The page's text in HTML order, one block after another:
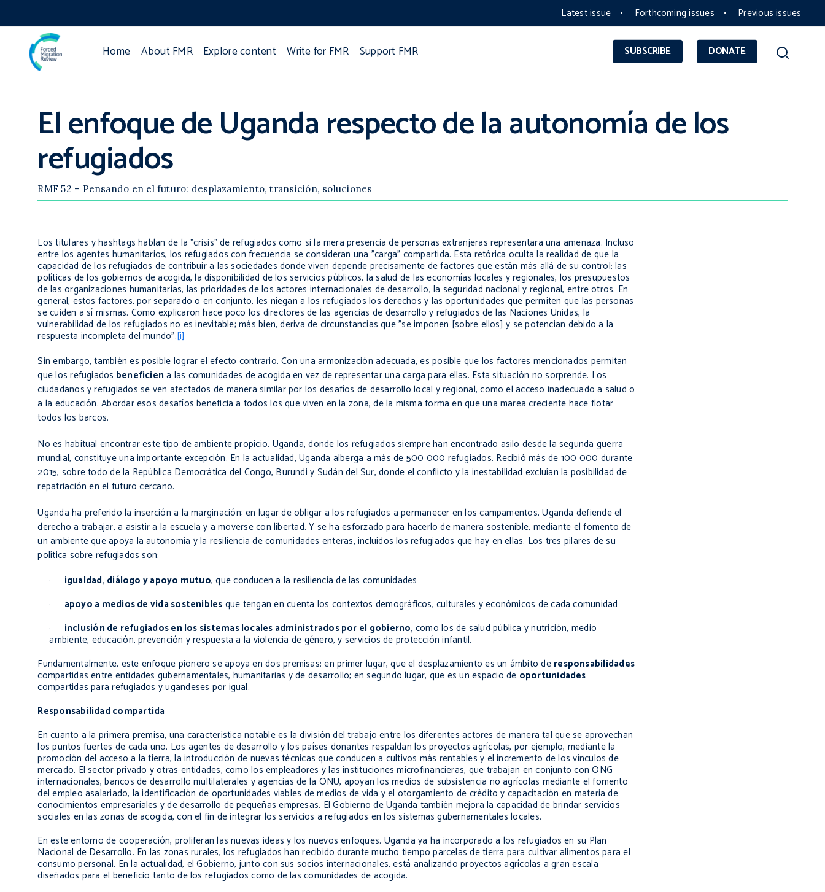
Latest issue Forthcoming issues Previous issues
SUBSCRIBE DONATE
Home About FMR Explore content Write for FMR Support FMR
El enfoque de Uganda respecto de la autonomía de los
refugiados
RMF 52 – Pensando en el futuro: desplazamiento, transición, soluciones
Los titulares yhashtags hablan de la "crisis" de refugiados como si la mera presencia de personas extranjeras representara una amenaza. Incluso
entre los agentes humanitarios, los refugiados con frecuencia se consideran una "carga" compartida. Esta retórica oculta la realidad de que la
capacidad de los refugiados de contribuir a las sociedades donde viven depende precisamente de factores que están más allá de su control: las
políticas de los gobiernos de acogida, la disponibilidad de los servicios públicos, la salud de las economías locales y regionales, los presupuestos
de las organizaciones humanitarias, las prioridades de los actores internacionales de desarrollo, la seguridad nacional y regional, entre otros. En
general, estos factores, por separado o en conjunto, les niegan a los refugiados los derechos y las oportunidades que permiten que las personas
se cuiden a sí mismas. Como explicaron hace poco los directores de las agencias de desarrollo y refugiados de las Naciones Unidas, la
vulnerabilidad de los refugiados no es inevitable; más bien, deriva de circunstancias que "se imponen [sobre ellos] y se potencian debido a la
respuesta incompleta del mundo".[i]
Sin embargo, también es posible lograr el efecto contrario. Con una armonización adecuada, es posible que los factores mencionados permitan
que los refugiados beneficien a las comunidades de acogida en vez de representar una carga para ellas. Esta situación no sorprende. Los
ciudadanos y refugiados se ven afectados de manera similar por los desafíos de desarrollo local y regional, como el acceso inadecuado a salud o
a la educación. Abordar esos desafíos beneficia a todos los que viven en la zona, de la misma forma en que una marea creciente hace flotar
todos los barcos.
No es habitual encontrar este tipo de ambiente propicio. Uganda, donde los refugiados siempre han encontrado asilo desde la segunda guerra
mundial, constituye una importante excepción. En la actualidad,Uganda alberga a más de 500 000 refugiados. Recibió más de 100 000 durante
2015, sobre todo de la República Democrática del Congo, Burundi y Sudán del Sur, donde el conflicto y la inestabilidad excluían la posibilidad de
repatriación en el futuro cercano.
Uganda ha preferido la inserción a la marginación; en lugar de obligar a los refugiados a permanecer en los campamentos,Uganda defiende el
derecho a trabajar, a asistir a la escuela y a moverse con libertad. Y se ha esforzado para hacerlo de manera sostenible, mediante el fomento de
un ambiente que apoya la autonomía y la resiliencia de comunidades enteras, incluidos los refugiados que hay en ellas. Los tres pilares de su
política sobre refugiados son:
· igualdad, diálogo y apoyo mutuo, que conducen a la resiliencia de las comunidades
· apoyo a medios de vida sostenibles que tengan en cuenta los contextos demográficos, culturales y económicos de cada comunidad
· inclusión de refugiados en los sistemas locales administrados por el gobierno, como los de salud pública y nutrición, medio
ambiente, educación, prevención y respuesta a la violencia de género, y servicios de protección infantil.
Fundamentalmente, este enfoque pionero se apoya en dos premisas: en primer lugar, que el desplazamiento es un ámbito de responsabilidades
compartidas entre entidades gubernamentales, humanitarias y de desarrollo; en segundo lugar, que es un espacio de oportunidades
compartidas para refugiados y ugandeses por igual.
Responsabilidad compartida
En cuanto a la primera premisa, una característica notable es la división del trabajo entre los diferentes actores de manera tal que se aprovechan
los puntos fuertes de cada uno. Los agentes de desarrollo y los países donantes respaldan los proyectos agrícolas, por ejemplo, mediante la
promoción del acceso a la tierra, la introducción de nuevas técnicas que conducen a cultivos más rentables y el incremento de los vínculos de
mercado. El sector privado y otras entidades, como los empleadores y las instituciones microfinancieras, que trabajan en conjunto con ONG
internacionales, bancos de desarrollo multilaterales y agencias de la ONU, apoyan los medios de subsistencia no agrícolas mediante el fomento
del empleo asalariado, la identificación de oportunidades viables de medios de vida y el otorgamiento de crédito y capacitación en materia de
conocimientos empresariales y de desarrollo de pequeñas empresas. El Gobierno de Uganda también mejora la capacidad de brindar servicios
sociales en las zonas de acogida, con el fin de integrar los servicios a refugiados en los sistemas gubernamentales locales.
En este entorno de cooperación, proliferan las nuevas ideas y los nuevos enfoques. Uganda ya ha incorporado a los refugiados en su Plan
Nacional de Desarrollo. En las zonas rurales, los refugiados han recibido durante mucho tiempo parcelas de tierra para cultivar alimentos para el
consumo personal. En la actualidad, el Gobierno, junto con sus socios internacionales, está analizando proyectos agrícolas a gran escala
diseñados para el beneficio tanto de los refugiados como de las comunidades de acogida.